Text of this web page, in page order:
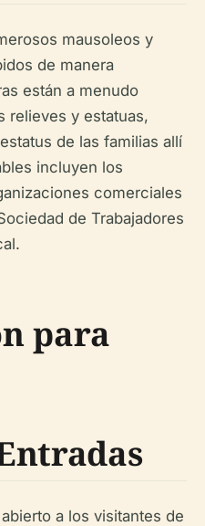
mausoleos y
de manera
están a menudo
relieves y estatuas,
de las familias allí
incluyen los
comerciales
de Trabajadores
para
a los visitantes de